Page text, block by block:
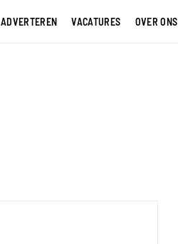
ADVERTEREN VACATURES OVER ONS